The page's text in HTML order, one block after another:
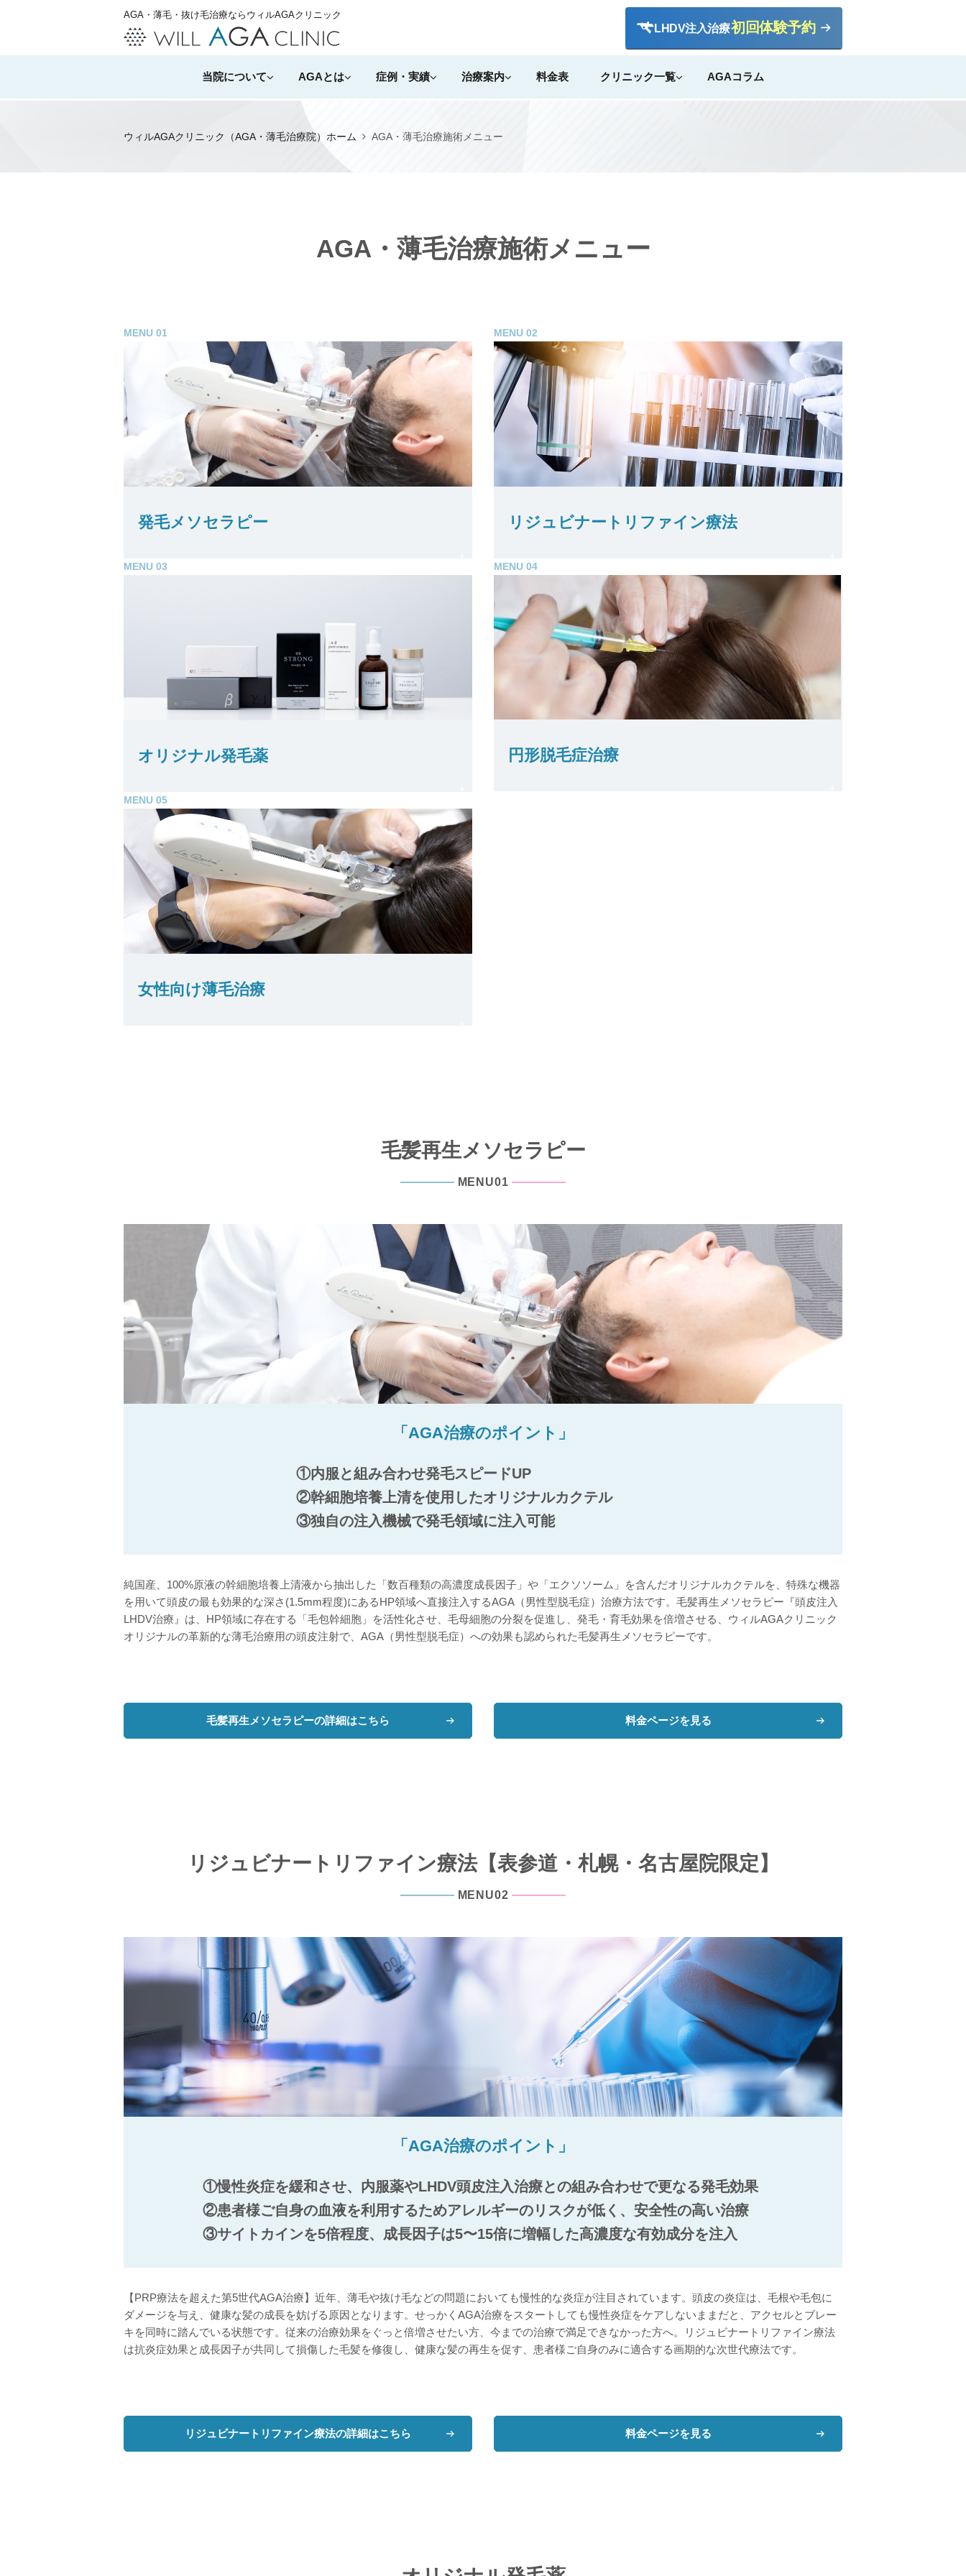
AGA・薄毛・抜け毛治療ならウィルAGAクリニック
LHDV注入治療初回体験予約
当院について AGAとは 症例・実績 治療案内 料金表 クリニック一覧 AGAコラム
ウィルAGAクリニック（AGA・薄毛治療院）ホーム AGA・薄毛治療施術メニュー
AGA・薄毛治療施術メニュー
MENU 01
発毛メソセラピー
MENU 02
リジュビナートリファイン療法
MENU 03
オリジナル発毛薬
MENU 04
円形脱毛症治療
MENU 05
女性向け薄毛治療
毛髪再生メソセラピー
MENU01
「AGA治療のポイント」
①内服と組み合わせ発毛スピードUP
②幹細胞培養上清を使用したオリジナルカクテル
③独自の注入機械で発毛領域に注入可能
純国産、100%原液の幹細胞培養上清液から抽出した「数百種類の高濃度成長因子」や「エクソソーム」を含んだオリジナルカクテルを、特殊な機器
を用いて頭皮の最も効果的な深さ(1.5mm程度)にあるHP領域へ直接注入するAGA（男性型脱毛症）治療方法です。毛髪再生メソセラピー『頭皮注入
LHDV治療』は、HP領域に存在する「毛包幹細胞」を活性化させ、毛母細胞の分裂を促進し、発毛・育毛効果を倍増させる、ウィルAGAクリニック
オリジナルの革新的な薄毛治療用の頭皮注射で、AGA（男性型脱毛症）への効果も認められた毛髪再生メソセラピーです。
毛髪再生メソセラピーの詳細はこちら 料金ページを見る
リジュビナートリファイン療法【表参道・札幌・名古屋院限定】
MENU02
「AGA治療のポイント」
①慢性炎症を緩和させ、内服薬やLHDV頭皮注入治療との組み合わせで更なる発毛効果
②患者様ご自身の血液を利用するためアレルギーのリスクが低く、安全性の高い治療
③サイトカインを5倍程度、成長因子は5〜15倍に増幅した高濃度な有効成分を注入
【PRP療法を超えた第5世代AGA治療】近年、薄毛や抜け毛などの問題においても慢性的な炎症が注目されています。頭皮の炎症は、毛根や毛包に
ダメージを与え、健康な髪の成長を妨げる原因となります。せっかくAGA治療をスタートしても慢性炎症をケアしないままだと、アクセルとブレー
キを同時に踏んでいる状態です。従来の治療効果をぐっと倍増させたい方、今までの治療で満足できなかった方へ。リジュビナートリファイン療法
は抗炎症効果と成長因子が共同して損傷した毛髪を修復し、健康な髪の再生を促す、患者様ご自身のみに適合する画期的な次世代療法です。
リジュビナートリファイン療法の詳細はこちら 料金ページを見る